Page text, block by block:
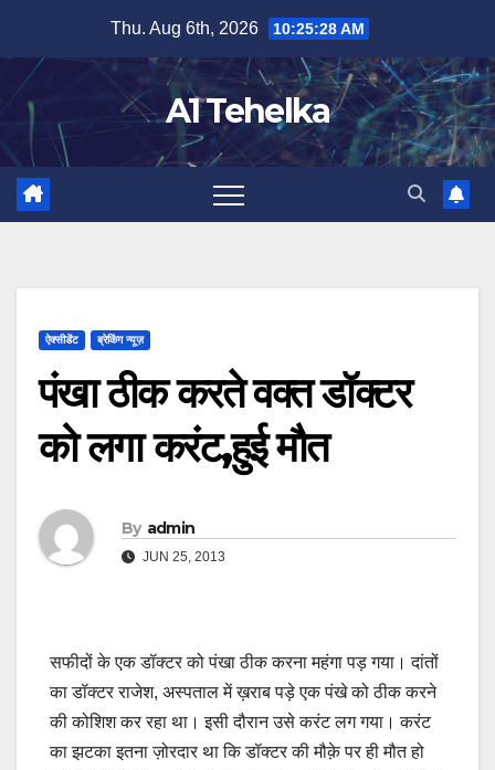
content
Thu. Aug 6th, 2026 10:25:29 AM
A1 Tehelka
ऐक्सीडेंट ब्रेकिंग न्यूज़
पंखा ठीक करते वक्त डॉक्टर
को लगा करंट,हुई मौत
By admin
JUN 25, 2013
सफीदों के एक डॉक्टर को पंखा ठीक करना महंगा पड़ गया। दांतों
का डॉक्टर राजेश, अस्पताल में ख़राब पड़े एक पंखे को ठीक करने
की कोशिश कर रहा था। इसी दौरान उसे करंट लग गया। करंट
का झटका इतना ज़ोरदार था कि डॉक्टर की मौक़े पर ही मौत हो